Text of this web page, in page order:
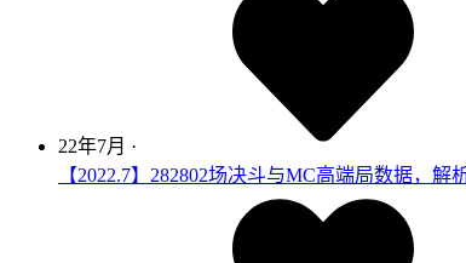
22年7月 ·
【2022.7】282802场决斗与MC高端局数据，